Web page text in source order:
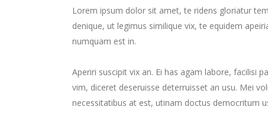
Lorem ipsum dolor sit amet, te ridens gloriatur
denique, ut legimus similique vix, te equidem
numquam est in.
Aperiri suscipit vix an. Ei has agam labore, facilisi
vim, diceret deseruisse deterruisset an usu. Mei
necessitatibus at est, utinam doctus democritum